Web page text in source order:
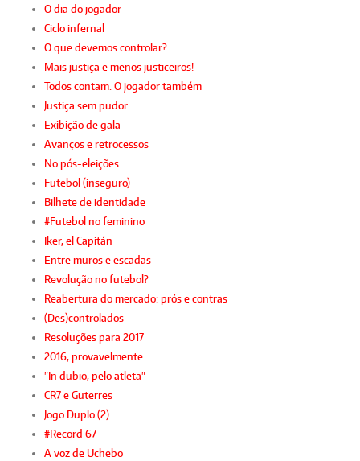
O dia do jogador
Ciclo infernal
O que devemos controlar?
Mais justiça e menos justiceiros!
Todos contam. O jogador também
Justiça sem pudor
Exibição de gala
Avanços e retrocessos
No pós-eleições
Futebol (inseguro)
Bilhete de identidade
#Futebol no feminino
Iker, el Capitán
Entre muros e escadas
Revolução no futebol?
Reabertura do mercado: prós e contras
(Des)controlados
Resoluções para 2017
2016, provavelmente
"In dubio, pelo atleta"
CR7 e Guterres
Jogo Duplo (2)
#Record 67
A voz de Uchebo